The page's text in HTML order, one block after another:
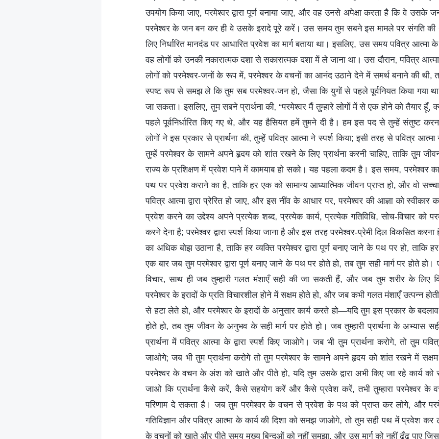
उपयोग किया जाए, परमेश्वर द्वारा पूर्ण बनाया जाए, और वह उनसे अपेक्षा करता है कि वे
परमेश्वर के जन बन कर ही वे उसके इरादे पूरे करें। उस समय तुम सबने इस मामले पर संगति की
लिए निर्धारित मानदंड पर आधारित प्रवेश का मार्ग बताया था। इसलिए, उस समय पवित्र आत्मा के
वह लोगों को उनकी नकारात्मक दशा से सकारात्मक दशा में ले जाना था। उस दौरान, पवित्र आत्मा
लोगों को परमेश्वर-जनों के रूप में, परमेश्वर के वचनों का आनंद उठाने देने में समर्थ बनाने की थी,
स्पष्ट रूप से समझ ले कि तुम सब परमेश्वर-जन हो, जैसा कि युगों से पहले पूर्वनियत किया गया
जा सकता। इसलिए, तुम सबने प्रार्थना की, “परमेश्वर मैं तुम्हारे लोगों में से एक होने को तैयार हूँ,
पहले पूर्वनिर्धारित किए गए थे, और यह हैसियत हमें तुमने दी है। हम इस पद से तुम्हें संतुष्ट
लोगों ने इस प्रकार से प्रार्थना की, तुम्हें पवित्र आत्मा ने स्पर्श किया; इसी तरह से पवित्र
तुम्हें परमेश्वर के सामने अपने हृदय को शांत रखने के लिए प्रार्थना करनी चाहिए, ताकि तुम
राज्य के प्रशिक्षण में प्रवेश पाने में कामयाब हो सको। यह पहला कदम है। इस समय, परमेश्वर
पथ पर प्रवेश कराने का है, ताकि हर एक को सामान्य आध्यात्मिक जीवन प्राप्त हो, और वो
पवित्र आत्मा द्वारा प्रेरित हो जाए, और इस नींव के आधार पर, परमेश्वर की आज्ञा को स्वीकार
प्रवेश करने का उद्देश्य अपने प्रत्येक शब्द, प्रत्येक कार्य, प्रत्येक गतिविधि, सोच-विचार को
करने देना है; परमेश्वर द्वारा स्पर्श किया जाना है और इस तरह परमेश्वर-प्रेमी दिल विकसित
का अधिक बोझ उठाना है, ताकि हर व्यक्ति परमेश्वर द्वारा पूर्ण बनाए जाने के पथ पर हो, ताकि
एक बार जब तुम परमेश्वर द्वारा पूर्ण बनाए जाने के पथ पर होते हो, तब तुम सही मार्ग पर होते
विचार, साथ ही जब तुम्हारी गलत मंशाएँ सही की जा सकती हैं, और जब तुम शरीर के लिए
परमेश्वर के इरादों के प्रति विचारशील होने में सक्षम होते हो, और जब कभी गलत मंशाएँ उत्पन्न
से हटा लेते हो, और परमेश्वर के इरादों के अनुसार कार्य करते हो—यदि तुम इस प्रकार के बदलाव
होते हो, तब तुम जीवन के अनुभव के सही मार्ग पर होते हो। जब तुम्हारी प्रार्थना के अभ्यास
प्रार्थना में पवित्र आत्मा के द्वारा स्पर्श किए जाओगे। जब भी तुम प्रार्थना करोगे, तो तुम
जाओगे; जब भी तुम प्रार्थना करोगे तो तुम परमेश्वर के सामने अपने हृदय को शांत रखने में
परमेश्वर के वचन के अंश को खाते और पीते हो, यदि तुम उसके द्वारा अभी किए जा रहे कार्य
जाओ कि प्रार्थना कैसे करें, कैसे सहयोग करें और कैसे प्रवेश करें, तभी तुम्हारा परमेश्वर के
परिणाम दे सकता है। जब तुम परमेश्वर के वचन से प्रवेश के पथ को प्राप्त कर लोगे, और
गतिविज्ञान और पवित्र आत्मा के कार्य की दिशा को समझ जाओगे, तो तुम सही पथ में प्रवेश कर
के वचनों को खाते और पीते समय मुख्य बिन्दुओं को नहीं समझा, और उस मार्ग को नहीं ढूँढ़ पाए